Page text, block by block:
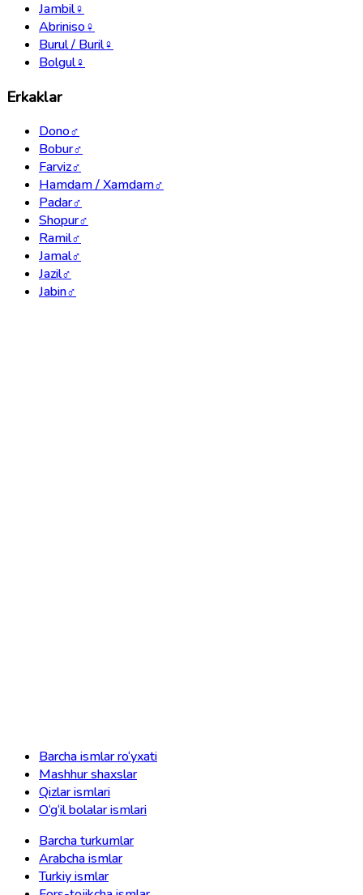
Jambil♀
Abriniso♀
Burul / Buril♀
Bolgul♀
Erkaklar
Dono♂
Bobur♂
Farviz♂
Hamdam / Xamdam♂
Padar♂
Shopur♂
Ramil♂
Jamal♂
Jazil♂
Jabin♂
Barcha ismlar ro‘yxati
Mashhur shaxslar
Qizlar ismlari
O‘g‘il bolalar ismlari
Barcha turkumlar
Arabcha ismlar
Turkiy ismlar